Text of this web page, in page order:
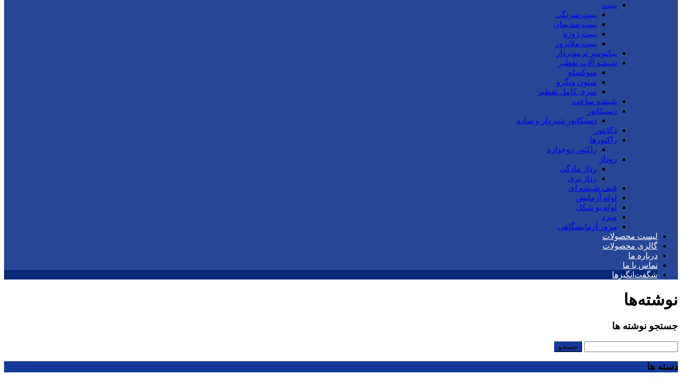
پیپت
پیپت سرنگی
پیپت سدیمان
پیپت ژوژه
پیپت ملانژور
پیکنومتر ترموتردار
شیشه آلات تقطیر
سوکسله
ستون ویگرو
سری کامل تقطیر
شیشه ساعت
دسیکاتور
دسیکاتور شیردار و ساده
دکانتور
راکتورها
راکتور دوجداره
روداژ
رداژ مادگی
رداژ نری
قیف شیشه ای
لوله آزمایش
لوله یو شکل
مبرد
مزور آزمایشگاهی
لیست محصولات
گالری محصولات
درباره ما
تماس با ما
شگفت‌انگیزها
نوشته‌ها
جستجو نوشته ها
دسته ها